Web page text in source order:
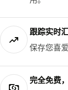
跟踪实时
保存您喜
完全免费